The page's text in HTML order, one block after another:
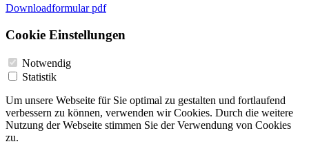
Downloadformular pdf
Cookie Einstellungen
Notwendig
Statistik
Um unsere Webseite für Sie optimal zu gestalten und fortlaufend
verbessern zu können, verwenden wir Cookies. Durch die weitere
Nutzung der Webseite stimmen Sie der Verwendung von Cookies
zu.